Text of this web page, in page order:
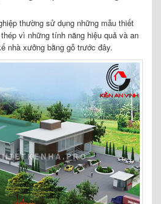
thường sử dụng những mẫu thiết
vì những tính năng hiệu quả và an
nhà xưởng bằng gỗ trước đây.